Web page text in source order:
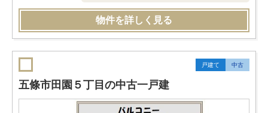
物件を詳しく見る
戸建て 中古
五條市田園５丁目の中古一戸建